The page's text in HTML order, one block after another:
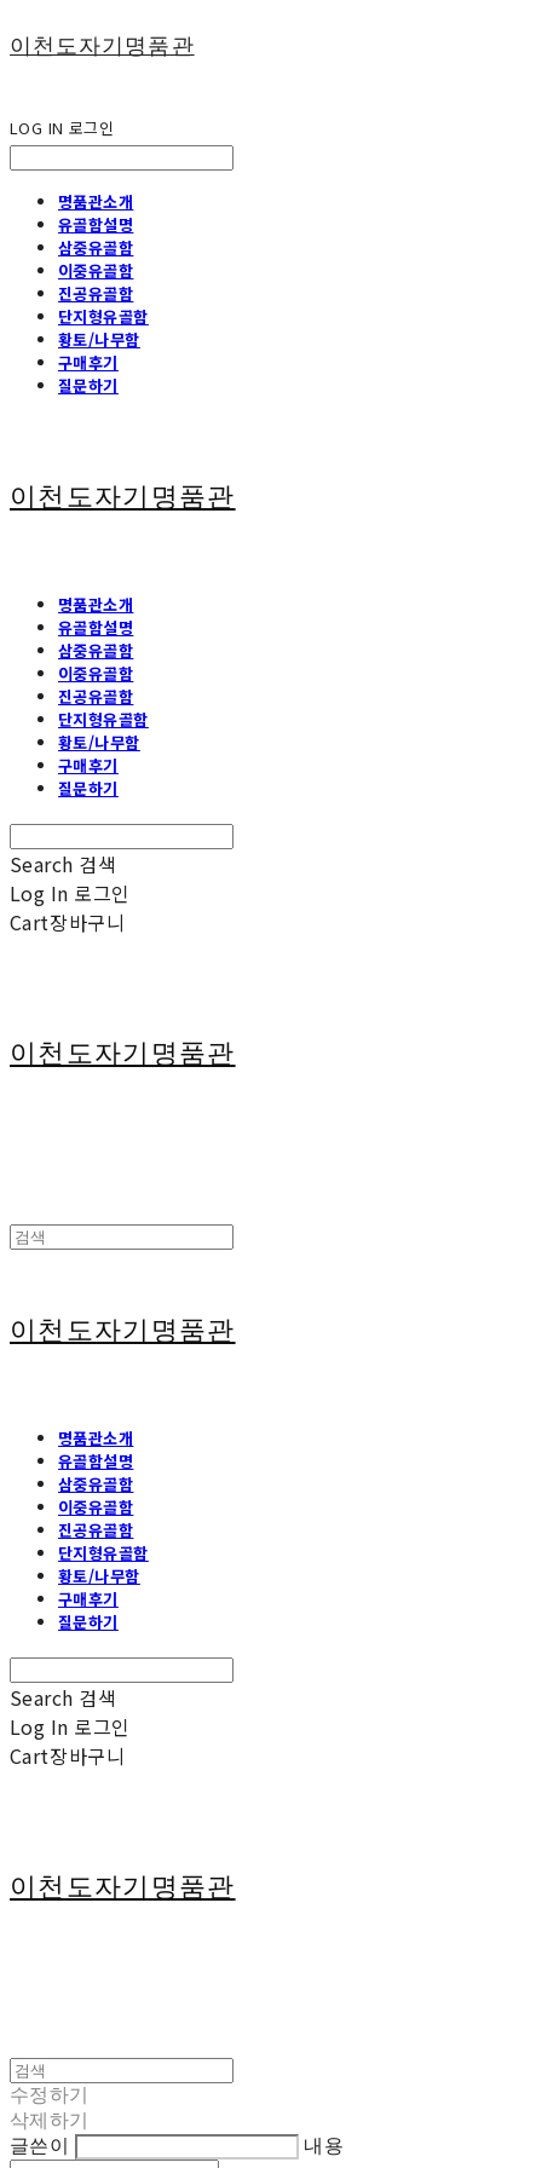
이천도자기명품관
LOG IN 로그인
명품관소개
유골함설명
삼중유골함
이중유골함
진공유골함
단지형유골함
황토/나무함
구매후기
질문하기
이천도자기명품관
명품관소개
유골함설명
삼중유골함
이중유골함
진공유골함
단지형유골함
황토/나무함
구매후기
질문하기
Search 검색
Log In 로그인
Cart장바구니
이천도자기명품관
이천도자기명품관
명품관소개
유골함설명
삼중유골함
이중유골함
진공유골함
단지형유골함
황토/나무함
구매후기
질문하기
Search 검색
Log In 로그인
Cart장바구니
이천도자기명품관
수정하기
삭제하기
글쓴이
내용